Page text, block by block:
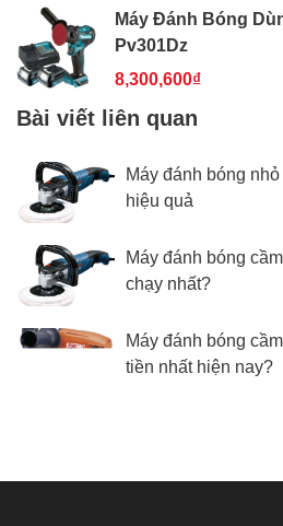
Máy Đánh Bóng
Pv301Dz
8,300,600₫
Bài viết liên quan
Máy đánh bóng
hiệu quả
Máy đánh bóng
chạy nhất?
Máy đánh bóng
tiền nhất hiện nay?